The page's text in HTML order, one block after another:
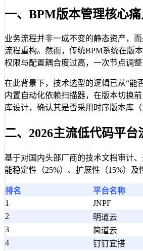
一、BPM版本管理核心
业务流程并非一成不变的静态资产，
流程重构。然而，传统BPM系统在版
权限与配置耦合度过高，一次节点调
在此背景下，技术选型的逻辑已从“能
内置自动化依赖扫描器，在版本切换
库设计，确认其是否采用时序版本库
二、2026主流低代码平台
基于对国内头部厂商的技术文档审计
能稳定性（25%）、扩展性（15%）及
排名 平台名称
1
JNPF
2
明道云
3
简道云
4
钉钉宜搭